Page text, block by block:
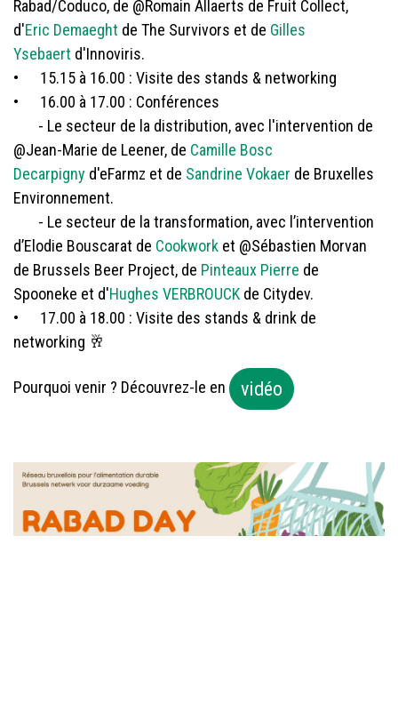
Rabad/Coduco, de @Romain Allaerts de Fruit Collect,
d'Eric Demaeght de The Survivors et de Gilles
Ysebaert d'Innoviris.
• 15.15 à 16.00 : Visite des stands & networking
• 16.00 à 17.00 : Conférences
​- Le secteur de la distribution, avec l'intervention de
@Jean-Marie de Leener, de Camille Bosc
Decarpigny d'eFarmz et de Sandrine Vokaer de Bruxelles
Environnement.
​- Le secteur de la transformation, avec l’intervention
d’Elodie Bouscarat de Cookwork et @Sébastien Morvan
de Brussels Beer Project, de Pinteaux Pierre de
Spooneke et d'Hughes VERBROUCK de Citydev.
• 17.00 à 18.00 : Visite des stands & drink de
networking 🥂
Pourquoi venir ? Découvrez-le en vidéo